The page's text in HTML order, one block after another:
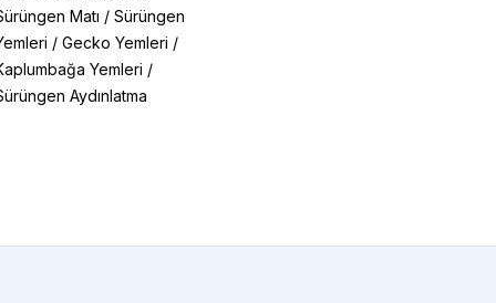
Matı / Sürüngen
/ Gecko Yemleri /
Yemleri /
Aydınlatma